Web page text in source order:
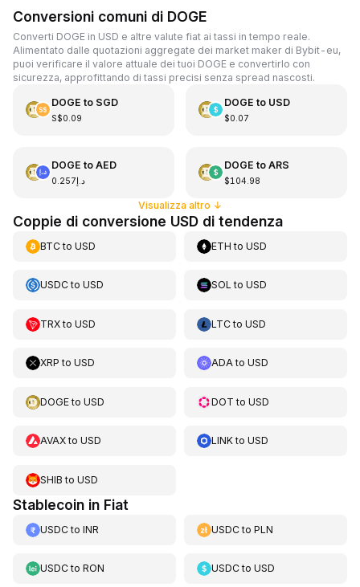
Conversioni comuni di DOGE
Converti DOGE in USD e altre valute fiat ai tassi in tempo reale.
Alimentato dalle quotazioni aggregate dei market maker di Bybit-eu,
puoi verificare il valore attuale dei tuoi DOGE e convertirlo con
sicurezza, approfittando di tassi precisi senza spread nascosti.
DOGE to SGD
S$0.09
DOGE to USD
$0.07
DOGE to AED
د.إ0.257
DOGE to ARS
$104.98
Visualizza altro ↓
Coppie di conversione USD di tendenza
BTCto USD ETH toUSD
USDCto USD SOL toUSD
TRXto USD LTCtoUSD
XRP to USD ADAtoUSD
DOGEto USD DOT toUSD
AVAXto USD LINKtoUSD
SHIB to USD
Stablecoin in Fiat
USDCto INR USDCtoPLN
USDCto RON USDCtoUSD